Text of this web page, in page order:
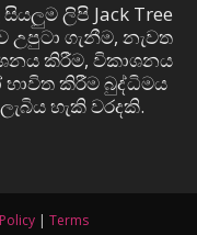
ලිපි Jack Tree
උපුටා ගැනීම, නැවත
කිරීම, විකාශනය
කිරීම බුද්ධිමය
හැකි වරදකි.
| Terms